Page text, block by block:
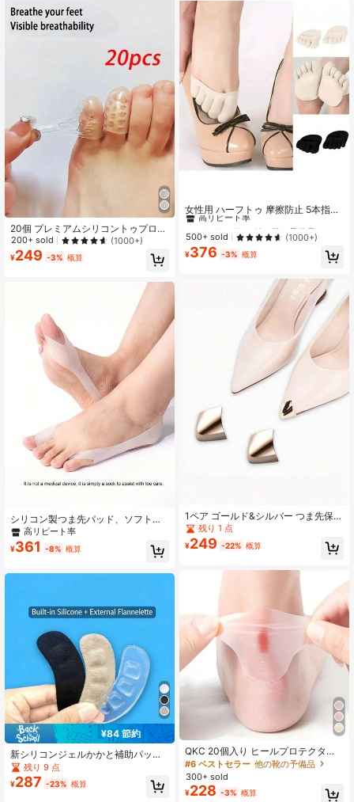
20個 プレミアムシリコントゥプロテ
クター - 高通気性、低摩擦、快適フ
ィットのシューズ/ブーツアクセサリ
ー。着用が簡単、水疱を効果的に和
200+ sold (1000+)
¥249 -3% 概算
シリコン製つま先パッド、ソフトで
弾力性のある足保護パッド、ワンサ
イズ、ハイヒールと日常の靴に適し
ています、再利用可能で洗えるフッ
の日常的なフットパッド
高リピート率
¥361 -8% 概算
¥84 節約
新シリコンジェルかかと補助パッド&
前足パッド、ソフトマッサージ、滑
り止め、耐摩耗性、ユニセックス ハ
ーフサイズインソール
残り 9 点
¥287 -23% 概算
女性用 ハーフトゥ 摩擦防止 5本指ソ
ックス (ハーフペア)、通気性の高い
ハイヒール専用ハーフサイズインソ
ール、目立たないつま先分離ハイヒ
ールソックス、滑り止め、吸湿速
き、最大限の快適性のためのエルゴ
ノミックデザイン 1ペア
高リピート率
#3 ベストセラー
高リピート率
#3 ベストセラー
高リピート率
#3 ベストセラー 他の靴の予備品
500+ sold (1000+)
¥376 -3% 概算
1ペア ゴールド&シルバー つま先保護
カバー、ファッショナブル&エレガン
トな靴先修理カバー、尖ったつま先
のハイヒール、夏サンダル、ウェッ
どのシーンに適しています
残り 1 点
¥249 -22% 概算
QKC 20個入り ヒールプロテクター -
靴用粘着性ブリスターパッド、快適
なフットケアクッショングリップ、
レディースサンダル、パンプス、シ
ューズアクセサリー
#6 ベストセラー 他の靴の予備品
300+ sold
¥228 -3% 概算